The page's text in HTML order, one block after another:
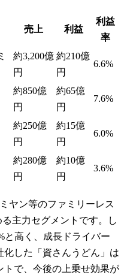
売上 利益
利益
率
約3,200億
円
約210億
円
6.6%
約850億
円
約65億
円
7.6%
約250億
円
約15億
円
6.0%
約280億
円
約10億
円
3.6%
ヤン等のファミリーレス
主力セグメントです。し
と高く、成長ドライバー
化した「資さんうどん」は
で、今後の上乗せ効果が